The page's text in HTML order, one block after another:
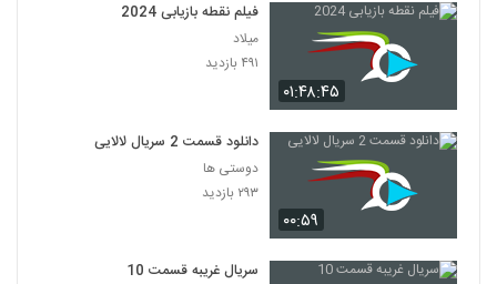
۰۱:۴۸:۴۵
فیلم نقطه بازیابی 2024
میلاد
۴۹۱ بازدید
۰۰:۵۹
دانلود قسمت 2 سریال لالایی
دوستی ها
۲۹۳ بازدید
سریال غریبه قسمت 10